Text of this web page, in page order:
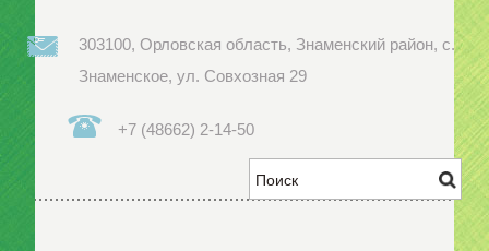
303100, Орловская область, Знаменский район, с.
Знаменское, ул. Совхозная 29
+7 (48662) 2-14-50